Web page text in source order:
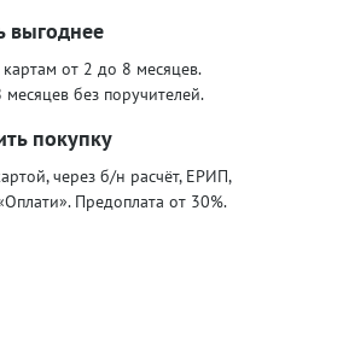
выгоднее
картам от 2 до 8 месяцев.
без поручителей.
покупку
через б/н расчёт, ЕРИП,
Предоплата от 30%.